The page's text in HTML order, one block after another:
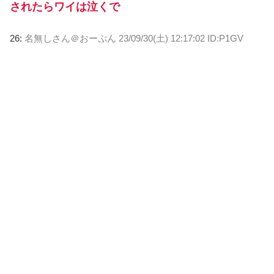
されたらワイは泣くで
26: 名無しさん＠おーぷん 23/09/30(土) 12:17:02 ID:P1GV